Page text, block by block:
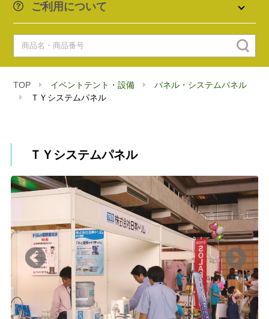
ご利用について
TOP イベントテント・設備
パネル・システムパネル
ＴＹシステムパネル
ＴＹシステムパネル